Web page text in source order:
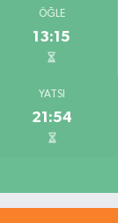
ÖĞLE
13:15
YATSI
21:54